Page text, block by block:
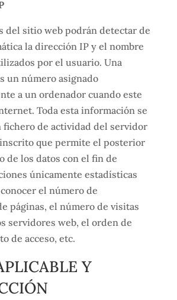
del sitio web podrán detectar de
la dirección IP y el nombre
por el usuario. Una
un número asignado
a un ordenador cuando este
Toda esta información se
fichero de actividad del servidor
que permite el posterior
de los datos con el fin de
únicamente estadísticas
el número de
páginas, el número de visitas
servidores web, el orden de
de acceso, etc.
Y